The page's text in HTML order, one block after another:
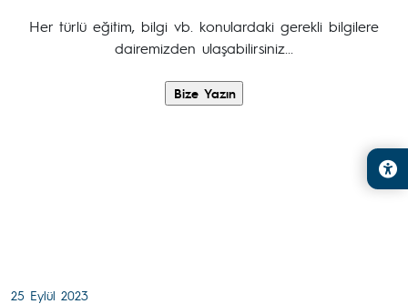
Her türlü eğitim, bilgi vb. konulardaki gerekli bilgilere
dairemizden ulaşabilirsiniz...
25 Eylül 2023